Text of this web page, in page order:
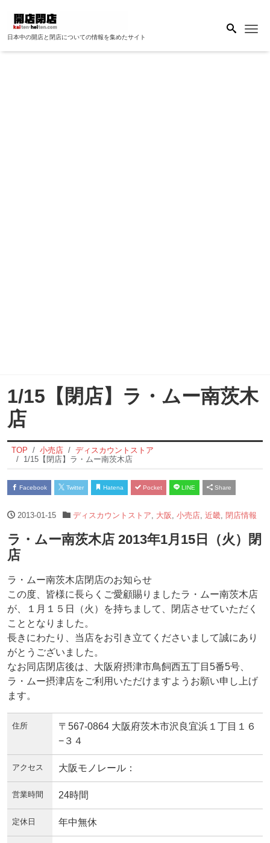
日本中の開店と閉店についての情報を集めたサイト
1/15【閉店】ラ・ムー南茨木
店
TOP 小売店
ディスカウントストア
1/15【閉店】ラ・ムー南茨木店
Facebook Twitter Hatena Pocket LINE Share
2013-01-15 ディスカウントストア 大阪 小売店, 近畿, 閉店情報
ラ・ムー南茨木店 2013年1月15日（火）閉
店
ラ・ムー南茨木店閉店のお知らせ
この度、皆様に長らくご愛顧賜りましたラ・ムー南茨木店
が、１月１５日（火）を持ちまして、閉店させていただく
こととなりました。
長きにわたり、当店をお引き立てくださいまして誠にあり
がとうございました。
なお同店閉店後は、大阪府摂津市鳥飼西五丁目5番5号、
ラ・ムー摂津店をご利用いただけますようお願い申し上げ
ます。
住所
〒567-0864 大阪府茨木市沢良宜浜１丁目１６
−３４
アクセス 大阪モノレール：
営業時間 24時間
定休日 年中無休